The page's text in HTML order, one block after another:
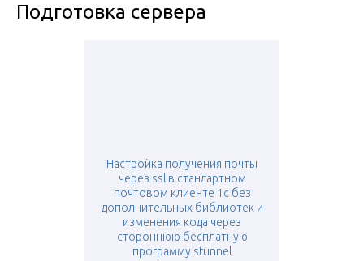
Подготовка сервера
Настройка получения почты
через ssl в стандартном
почтовом клиенте 1с без
дополнительных библиотек и
изменения кода через
стороннюю бесплатную
программу stunnel